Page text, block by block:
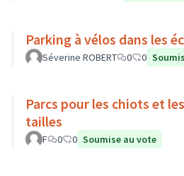
Parking à vélos dans les
Séverine ROBERT 0 0
Parcs pour les chiots et
tailles
F 0 0 Soumise au vote